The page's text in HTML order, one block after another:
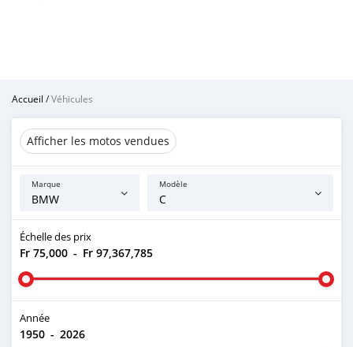
Accueil /Véhicules
Afficher les motos vendues
Marque Modèle
Échelle des prix
Fr 75,000 - Fr 97,367,785
Année
1950 - 2026